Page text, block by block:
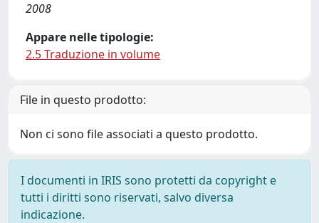
2008
Appare nelle tipologie:
2.5 Traduzione in volume
File in questo prodotto:
Non ci sono file associati a questo prodotto.
I documenti in IRIS sono protetti da copyright e
tutti i diritti sono riservati, salvo diversa
indicazione.